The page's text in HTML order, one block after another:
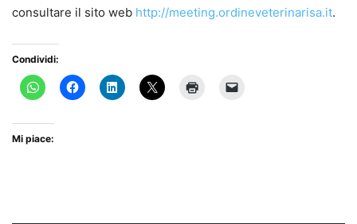
consultare il sito web http://meeting.ordineveterinarisa.it.
Condividi:
Mi piace: